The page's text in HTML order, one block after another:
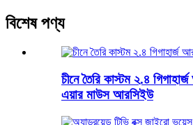
বিশেষ পণ্য
চীনে তৈরি কাস্টম ২.৪
এয়ার মাউস আরসিইউ